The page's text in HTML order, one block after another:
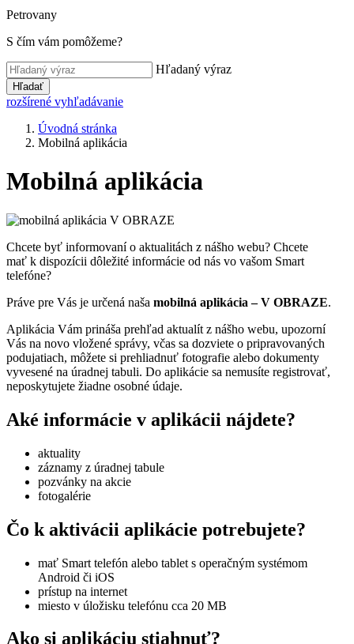
Petrovany
S čím vám pomôžeme?
Hľadaný výraz
Hľadať
rozšírené vyhľadávanie
Úvodná stránka
Mobilná aplikácia
Mobilná aplikácia
Chcete byť informovaní o aktualitách z nášho webu? Chcete
mať k dispozícii dôležité informácie od nás vo vašom Smart
telefóne?
Práve pre Vás je určená naša mobilná aplikácia – V OBRAZE.
Aplikácia Vám prináša prehľad aktualít z nášho webu, upozorní
Vás na novo vložené správy, včas sa dozviete o pripravovaných
podujatiach, môžete si prehliadnuť fotografie alebo dokumenty
vyvesené na úradnej tabuli. Do aplikácie sa nemusíte registrovať,
neposkytujete žiadne osobné údaje.
Aké informácie v aplikácii nájdete?
aktuality
záznamy z úradnej tabule
pozvánky na akcie
fotogalérie
Čo k aktivácii aplikácie potrebujete?
mať Smart telefón alebo tablet s operačným systémom
Android či iOS
prístup na internet
miesto v úložisku telefónu cca 20 MB
Ako si aplikáciu stiahnuť?